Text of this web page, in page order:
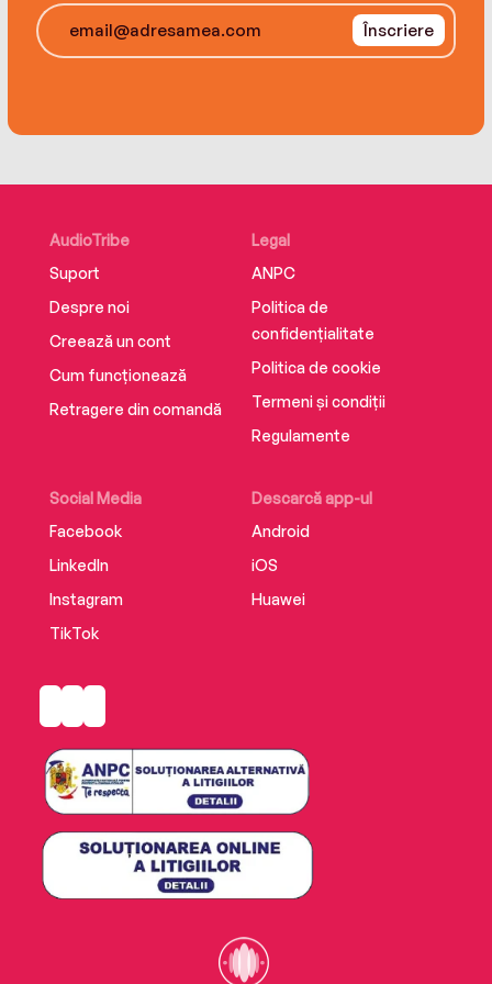
Înscriere
AudioTribe
Suport
Despre noi
Creează un cont
Cum funcționează
Retragere din comandă
Social Media
Facebook
LinkedIn
Instagram
TikTok
Descarcă app-ul
Android
iOS
Huawei
Legal
ANPC
Politica de
confidențialitate
Politica de cookie
Termeni și condiții
Regulamente